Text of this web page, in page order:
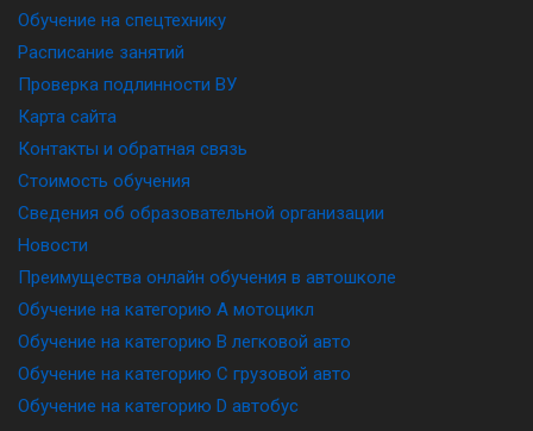
Обучение на спецтехнику
Расписание занятий
Проверка подлинности ВУ
Карта сайта
Контакты и обратная связь
Стоимость обучения
Сведения об образовательной организации
Новости
Преимущества онлайн обучения в автошколе
Обучение на категорию A мотоцикл
Обучение на категорию B легковой авто
Обучение на категорию C грузовой авто
Обучение на категорию D автобус